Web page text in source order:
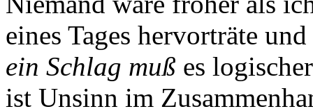
eines Tages hervorträte
ein Schlag muß es
ist Unsinn im